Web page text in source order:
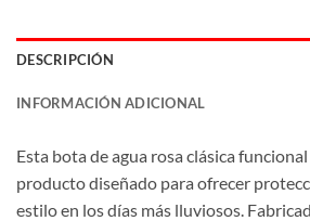
DESCRIPCIÓN
INFORMACIÓN ADICIONAL
Esta bota de agua rosa clásica
producto diseñado para ofrecer
estilo en los días más lluviosos.